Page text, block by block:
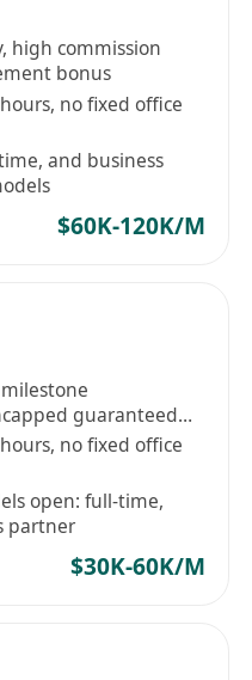
high commission
bonus
no fixed office
and business
$60K-120K/M
guaranteed
no fixed office
open: full-time,
partner
$30K-60K/M